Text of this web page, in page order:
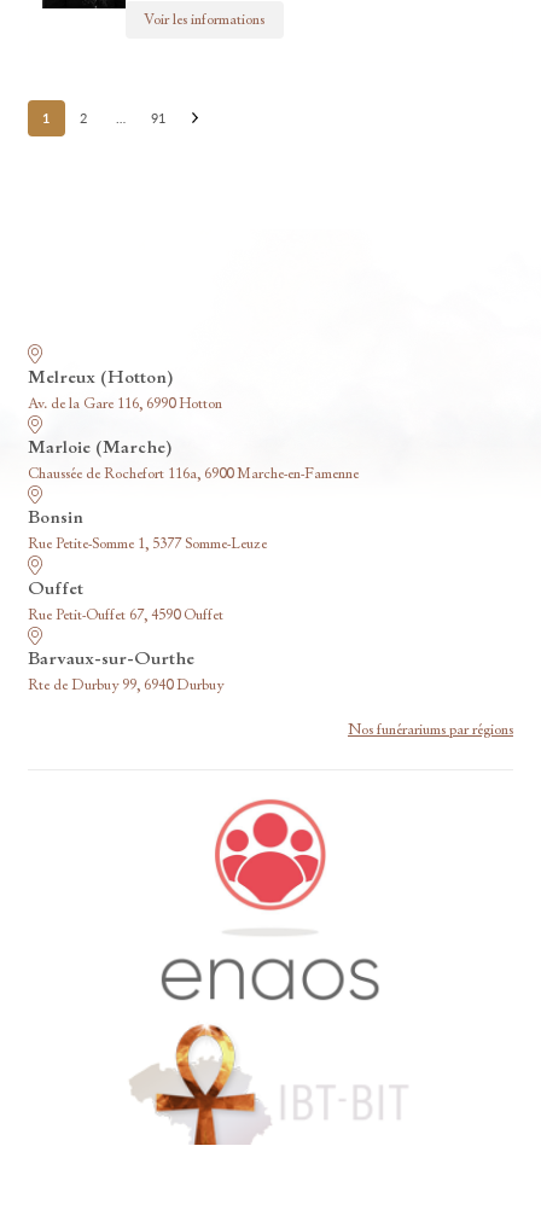
Voir les informations
Posts
pagination
1 2 91
Melreux (Hotton)
Av. de la Gare 116, 6990 Hotton
Marloie (Marche)
Chaussée de Rochefort 116a, 6900 Marche-en-Famenne
Bonsin
Rue Petite-Somme 1, 5377 Somme-Leuze
Ouffet
Rue Petit-Ouffet 67, 4590 Ouffet
Barvaux-sur-Ourthe
Rte de Durbuy 99, 6940 Durbuy
Nos funérariums par régions